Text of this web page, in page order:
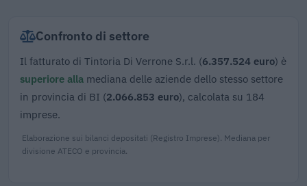
Confronto di settore
Il fatturato di Tintoria Di Verrone S.r.l. (6.357.524 euro) è
superiore alla mediana delle aziende dello stesso settore
in provincia di BI (2.066.853 euro), calcolata su 184
imprese.
Elaborazione sui bilanci depositati (Registro Imprese). Mediana per
divisione ATECO e provincia.